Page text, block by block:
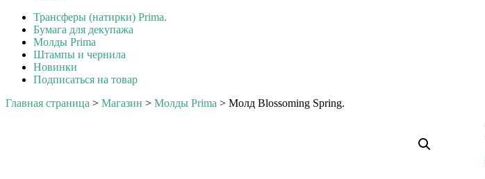
Трансферы (натирки) Prima.
Бумага для декупажа
Молды Prima
Штампы и чернила
Новинки
Подписаться на товар
Главная страница > Магазин > Молды Prima > Молд Blossoming Spring.